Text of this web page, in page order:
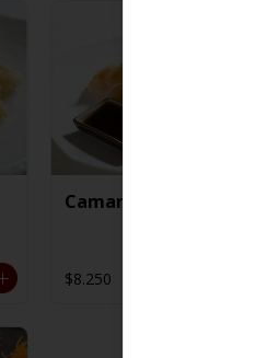
Camaron Tempura
$8.250